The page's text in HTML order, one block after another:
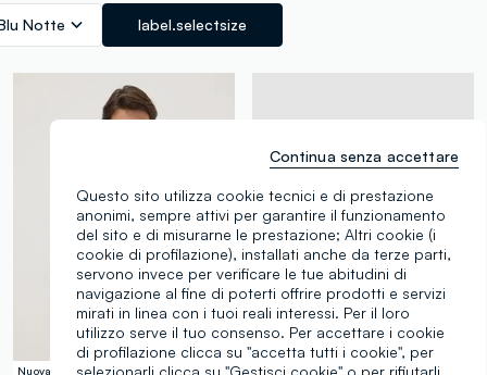
Notte label.selectsize
Nuova Collezione Nuova Collezione
Questo sito utilizza cookie tecnici e di prestazione
anonimi, sempre attivi per garantire il funzionamento
del sito e di misurarne le prestazione; Altri cookie (i
cookie di profilazione), installati anche da terze parti,
servono invece per verificare le tue abitudini di
navigazione al fine di poterti offrire prodotti e servizi
mirati in linea con i tuoi reali interessi. Per il loro
utilizzo serve il tuo consenso. Per accettare i cookie
di profilazione clicca su "accetta tutti i cookie", per
selezionarli clicca su "Gestisci cookie" o per rifiutarli
Continua senza accettare